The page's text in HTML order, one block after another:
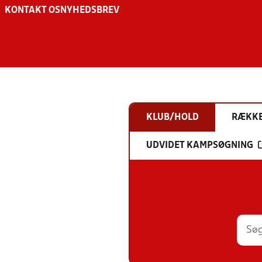
KONTAKT OS NYHEDSBREV
KLUB/HOLD
UDVIDET KAMPSØGNING